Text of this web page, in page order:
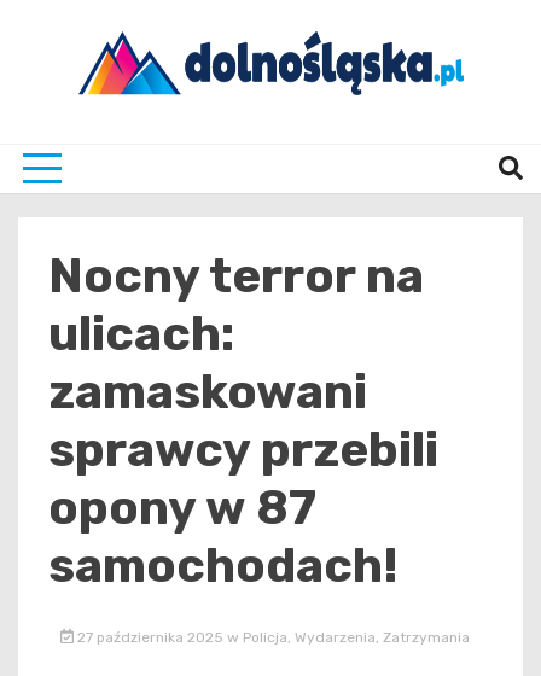
Nocny terror na
ulicach:
zamaskowani
sprawcy przebili
opony w 87
samochodach!
27 października 2025 w Policja Wydarzenia Zatrzymania